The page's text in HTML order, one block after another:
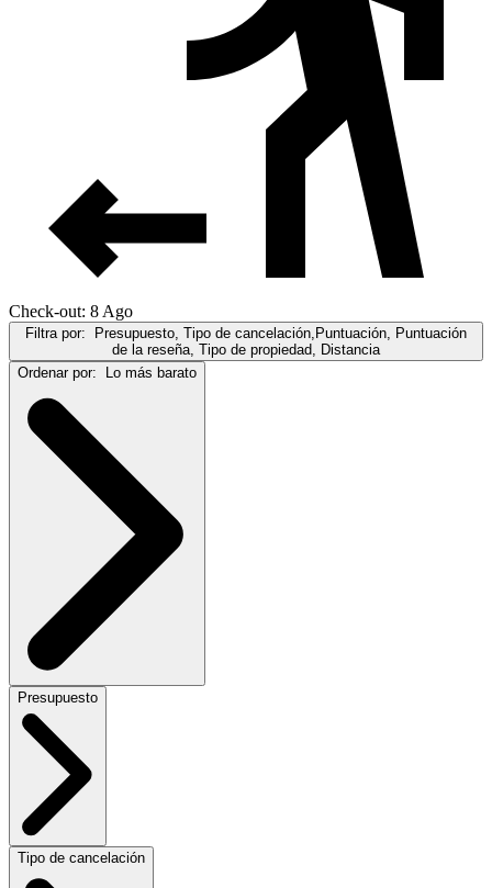
Check-out: 8 Ago
Filtra por:
Presupuesto, Tipo de cancelación,Puntuación, Puntuación
de la reseña, Tipo de propiedad, Distancia
Ordenar por:
Lo más barato
Presupuesto
Tipo de cancelación